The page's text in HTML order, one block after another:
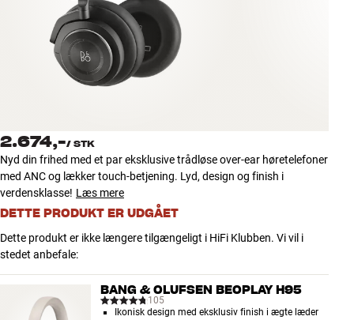
Tilbehør
INSPIRATION
NYHEDER
TILBUD
Find Butik
Kundeservice
Log ind
2.674,-/ STK
Nyd din frihed med et par eksklusive trådløse over-ear høretelefoner
med ANC og lækker touch-betjening. Lyd, design og finish i
verdensklasse! Læs mere
DETTE PRODUKT ER UDGÅET
Dette produkt er ikke længere tilgængeligt i HiFi Klubben. Vi vil i
stedet anbefale:
BANG & OLUFSEN BEOPLAY H95
105
Ikonisk design med eksklusiv finish i ægte læder